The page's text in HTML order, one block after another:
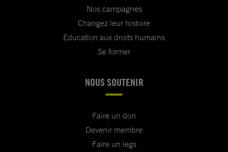
Nos campagnes
Changez leur histoire
Education aux droits humains
Se former
NOUS SOUTENIR
Faire un don
Devenir membre
Faire un legs